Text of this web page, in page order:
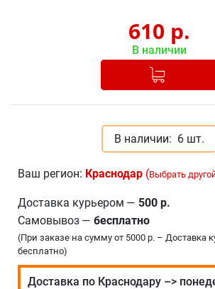
610 р.
В наличии
Добавлено в
В наличии: 6 шт.
Ваш регион: Краснодар (Выбрать
Доставка курьером — 500 р.
Самовывоз — бесплатно
(При заказе на сумму от 5000 р. – Доставка
бесплатно)
Доставка по Краснодару –>